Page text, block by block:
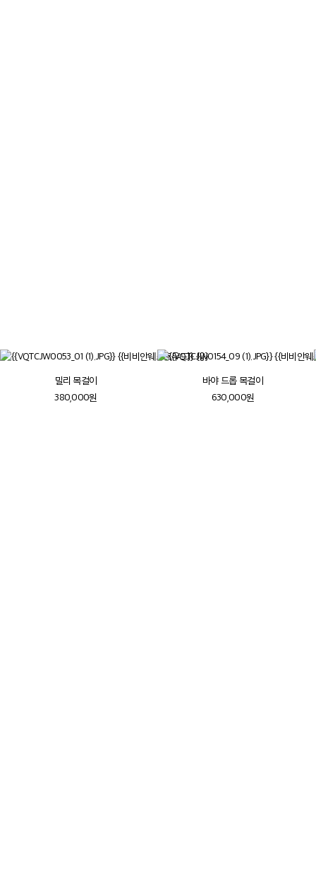
밀리 목걸이
380,000원
바야 드롭 목걸이
630,000원